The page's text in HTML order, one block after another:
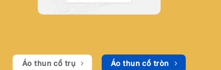
Áo thun cổ trụ Áo thun cổ tròn